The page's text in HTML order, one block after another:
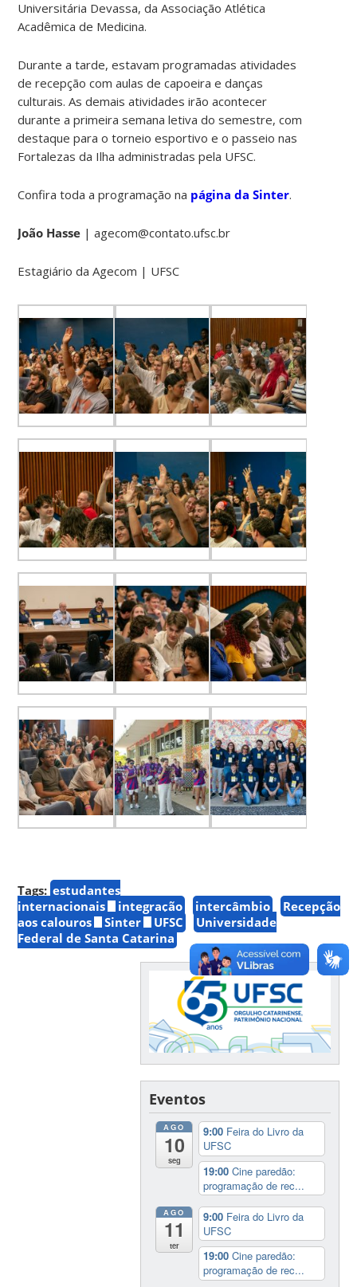
Universitária Devassa, da Associação Atlética
Acadêmica de Medicina.
Durante a tarde, estavam programadas atividades
de recepção com aulas de capoeira e danças
culturais. As demais atividades irão acontecer
durante a primeira semana letiva do semestre, com
destaque para o torneio esportivo e o passeio nas
Fortalezas da Ilha administradas pela UFSC.
Confira toda a programação na página da Sinter.
João Hasse | agecom@contato.ufsc.br
Estagiário da Agecom | UFSC
Tags: estudantes
internacionais
integração intercâmbio
Recepção
aos calouros
Sinter UFSC
Universidade
Federal de Santa Catarina
Eventos
AGO
10
seg
9:00 Feira do Livro da
UFSC
19:00Cine paredão:
programação de rec...
AGO
11
ter
9:00 Feira do Livro da
UFSC
19:00Cine paredão:
programação de rec...